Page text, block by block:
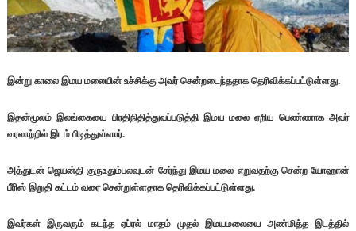
இன்று காலை இமய மலையின் உச்சிக்கு அவர் சென்றடைந்ததாக தெரிவிக்கப்பட்டுள்ளது.
இதன்மூலம் இலங்கையை பிரதிநிதித்துவப்படுத்தி இமய மலை ஏறிய பெண்ணாக அவர்
வரலாற்றில் இடம் பிடித்துள்ளார்.
அத்துடன் ஜெயன்தி குருஉதும்பலவுடன் சேர்ந்து இமய மலை எறுவதற்கு சென்ற யோஹான்
பீரிஸ் இறுதி கட்டம் வரை சென்றுள்ளதாக தெரிவிக்கப்பட்டுள்ளது.
இவர்கள் இருவரும் கடந்த ஏப்ரல் மாதம் முதல் இமயமலையை அண்மித்த இடத்தில்